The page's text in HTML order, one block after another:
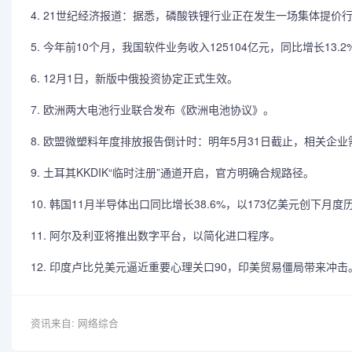
4. 21世纪经济报道：据悉，磷酸铁锂行业正在发生一场集体提价行
5. 今年前10个月，我国软件业务收入125104亿元，同比增长13.2%
6. 12月1日，新版中俄投资协定正式生效。
7. 欧洲两大电池行业联合发布《欧洲电池协议》。
8. 欧盟微塑料年度排放报告倒计时：明年5月31日截止，相关企业
9. 土耳其KKDIK“临时注册”通道开启，官方明确合规路径。
10. 韩国11月半导体出口同比增长38.6%，以173亿美元创下月度历
11. 阿尔及利亚将推出数字平台，以简化进口程序。
12. 印度卢比兑美元逼近重要心理关口90，印美贸易僵局带来冲击。
资讯来自: 网络综合